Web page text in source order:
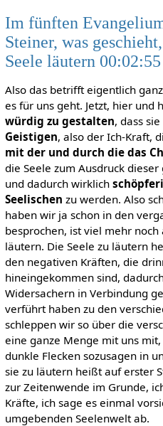
Im fünften
Steiner, was
Seele läutern 00:02:55
Also das betrifft eigentlich
es für uns geht. Jetzt, hier und
würdig zu gestalten, dass
Geistigen, also der Ich-Kraft,
mit der und durch die das
die Seele zum Ausdruck
und dadurch wirklich
Seelischen zu werden. Also
haben wir ja schon in den
besprochen, ist viel mehr noch
läutern. Die Seele zu läutern
den negativen Kräften, die
hineingekommen sind,
Widersachern in Verbindung
verführt haben zu den
schleppen wir so über die
eine ganze Menge mit uns
dunkle Flecken sozusagen in
sie zu läutern heißt auf erster
zur Zeitenwende im Grunde,
Kräfte, ich sage es einmal
umgebenden Seelenwelt ab.